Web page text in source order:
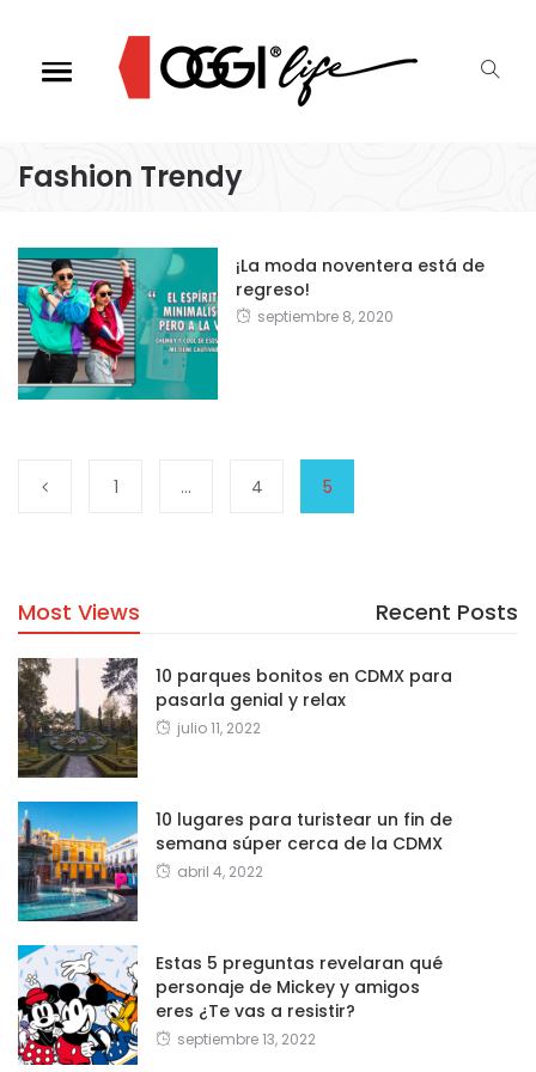
Fashion Trendy
¡La moda noventera está de
regreso!
septiembre 8, 2020
1 … 4 5
Most Views Recent Posts
10 parques bonitos en CDMX para
pasarla genial y relax
julio 11, 2022
10 lugares para turistear un fin de
semana súper cerca de la CDMX
abril 4, 2022
Estas 5 preguntas revelaran qué
personaje de Mickey y amigos
eres ¿Te vas a resistir?
septiembre 13, 2022